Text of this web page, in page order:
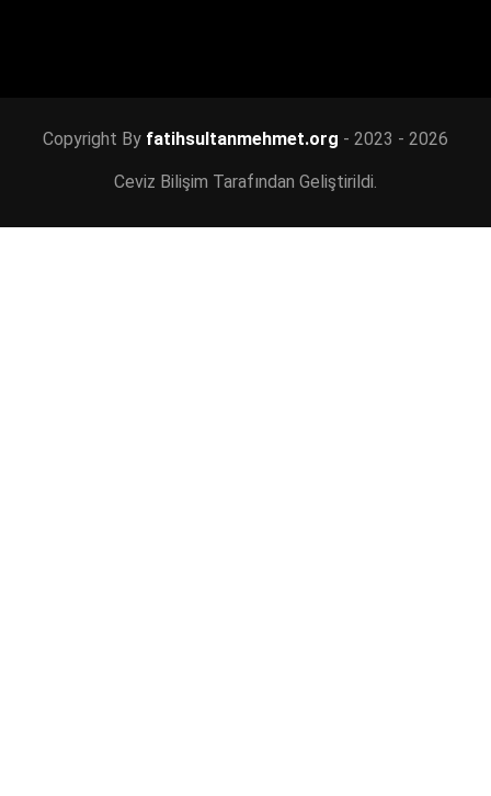
Copyright By fatihsultanmehmet.org - 2023 - 2026
Ceviz Bilişim Tarafından Geliştirildi.